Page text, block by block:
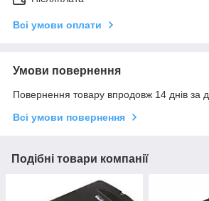
Всі умови оплати
Умови повернення
Повернення товару впродовж 14 днів за
Всі умови повернення
Подібні товари компанії